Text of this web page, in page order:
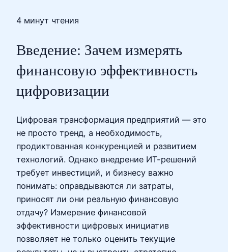
4 минут чтения
Введение: Зачем измерять
финансовую эффективность
цифровизации
Цифровая трансформация предприятий — это
не просто тренд, а необходимость,
продиктованная конкуренцией и развитием
технологий. Однако внедрение ИТ-решений
требует инвестиций, и бизнесу важно
понимать: оправдываются ли затраты,
приносят ли они реальную финансовую
отдачу? Измерение финансовой
эффективности цифровых инициатив
позволяет не только оценить текущие